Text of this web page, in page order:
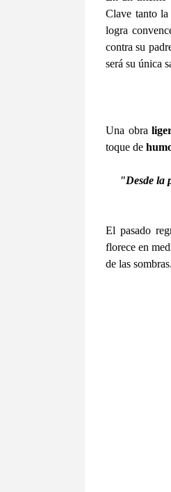
Clave tanto
logra
contra su
será su única
Una obra
toque de
"Desde la
El pasado
florece en
de las sombras.